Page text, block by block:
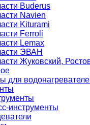
Buderus
Navien
Kiturami
Ferroli
Lemax
ЭВАН
Жуковский,
для
инструменты